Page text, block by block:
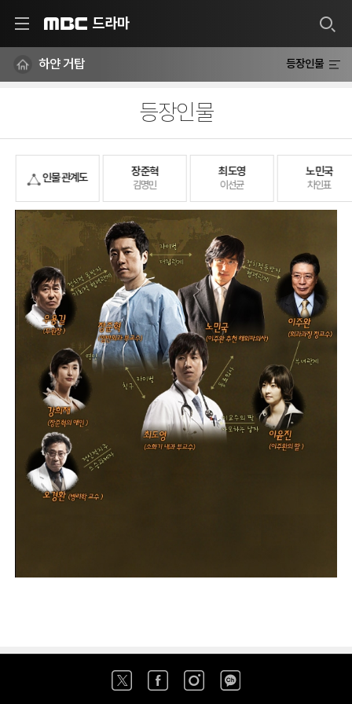
드라마
하얀 거탑 등장인물
등장인물
인물 관계도 장준혁
김명민
최도영
이선균
노민국
차인표